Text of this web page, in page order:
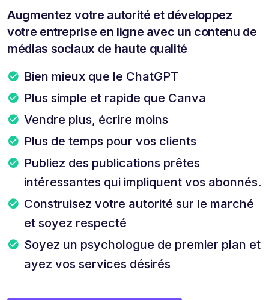
Augmentez votre autorité et développez
votre entreprise en ligne avec un contenu de
médias sociaux de haute qualité
Bien mieux que le ChatGPT
Plus simple et rapide que Canva
Vendre plus, écrire moins
Plus de temps pour vos clients
Publiez des publications prêtes
intéressantes qui impliquent vos abonnés.
Construisez votre autorité sur le marché
et soyez respecté
Soyez un psychologue de premier plan et
ayez vos services désirés